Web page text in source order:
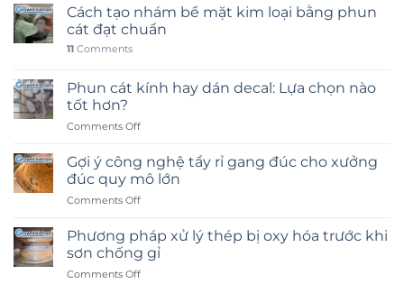
Cách tạo nhám bề mặt kim loại bằng phun
cát đạt chuẩn
11 Comments
Phun cát kính hay dán decal: Lựa chọn nào
tốt hơn?
Comments Offon
cát
kính
hay
dán
Lựa
chọn
nào
Gợi ý công nghệ tẩy rỉ gang đúc cho xưởng
đúc quy mô lớn
Comments Offon
ý
công
nghệ
tẩy
Phương pháp xử lý thép bị oxy hóa trước khi
sơn chống gỉ
Comments Offon